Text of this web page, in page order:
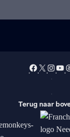
Terug naar